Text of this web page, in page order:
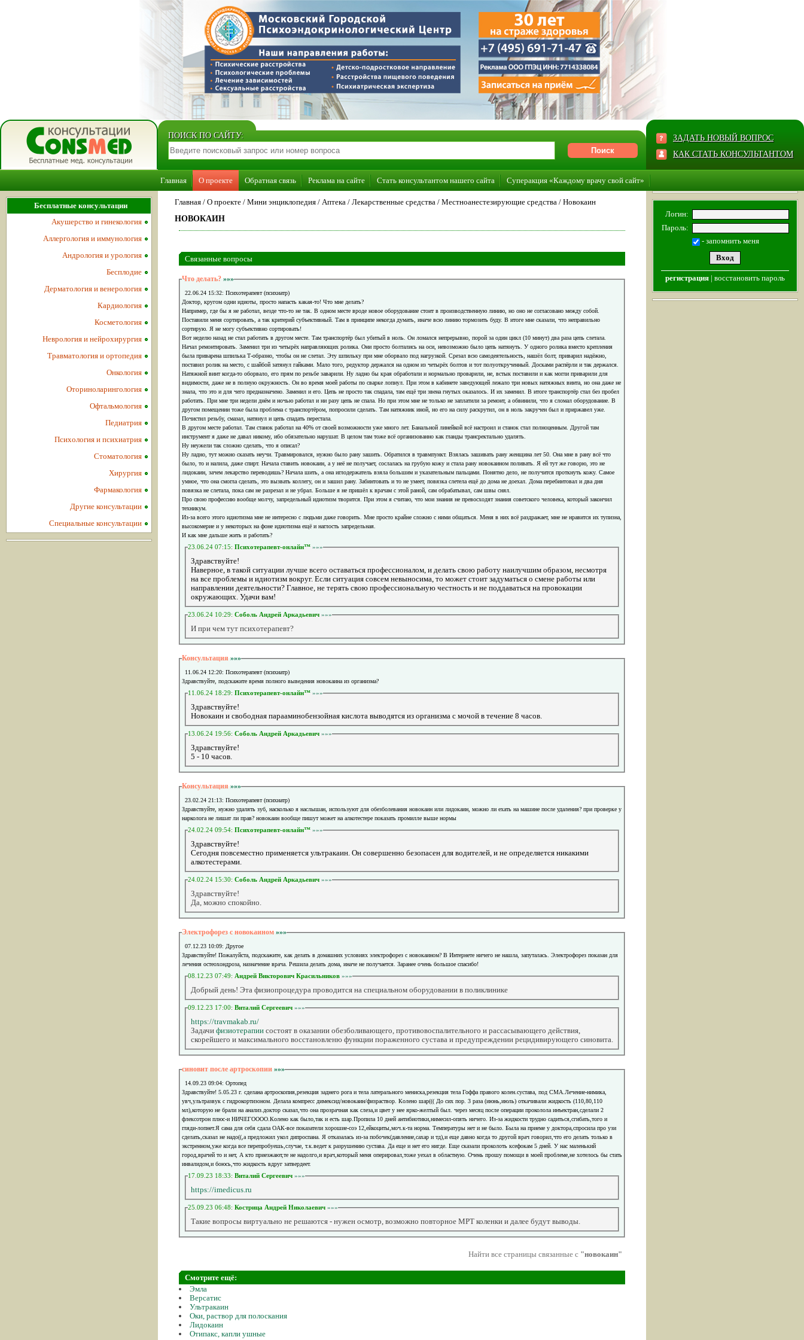
ПОИСК ПО САЙТУ:
ЗАДАТЬ НОВЫЙ ВОПРОС
КАК СТАТЬ КОНСУЛЬТАНТОМ
Главная О проекте Обратная связь Реклама на сайте Стать консультантом нашего сайта Суперакция «Каждому врачу свой сайт»
Главная / О проекте / Мини энциклопедия / Аптека / Лекарственные средства / Местноанестезирующие средства / Новокаин
НОВОКАИН
Связанные вопросы
Что делать? »»»
22.06.24 15:32: Психотерапевт (психиатр)
Доктор, кругом одни идиоты, просто напасть какая-то! Что мне делать?
Например, где бы я не работал, везде что-то не так. В одном месте вроде новое оборудование стоит в производственную линию, но оно не согласовано между собой.
Поставили меня сортировать, а так критерий субъективный. Там в принципе некогда думать, иначе всю линию тормозить буду. В итоге мне сказали, что неправильно
сортирую. Я не могу субъективно сортировать!
Вот неделю назад не стал работать в другом месте. Там транспортёр был убитый в ноль. Он ломался непрерывно, порой за один цикл (10 минут) два раза цепь слетала.
Начал ремонтировать. Заменил три из четырёх направляющих ролика. Они просто болтались на оси, невозможно было цепь натянуть. У одного ролика вместо крепления
была приварена шпилька Т-образно, чтобы он не слетал. Эту шпильку при мне оборвало под нагрузкой. Срезал всю самодеятельность, нашёл болт, приварил надёжно,
поставил ролик на место, с шайбой затянул гайками. Мало того, редуктор держался на одном из четырёх болтов и тот полуоткрученный. Досками распёрли и так держался.
Натяжной винт когда-то оборвало, его прям по резьбе заварили. Ну ладно бы края обработали и нормально проварили, не, встык поставили и как могли приварили для
видимости, даже не в полную окружность. Он во время моей работы по сварке лопнул. При этом в кабинете заведующей лежало три новых натяжных винта, но она даже не
знала, что это и для чего предназначено. Заменил и его. Цепь не просто так спадала, там ещё три звена гнутых оказалось. И их заменил. В итоге транспортёр стал без пробел
работать. При мне три недели днём и ночью работал и ни разу цепь не спала. Но при этом мне не только не заплатили за ремонт, а обвинили, что я сломал оборудование. В
другом помещении тоже была проблема с транспортёром, попросили сделать. Там натяжник иной, но его на силу раскрутил, он в ноль закручен был и приржавел уже.
Почистил резьбу, смазал, натянул и цепь спадать перестала.
В другом месте работал. Там станок работал на 40% от своей возможности уже много лет. Банальной линейкой всё настроил и станок стал полноценным. Другой там
инструмент я даже не давал никому, ибо обязательно нарушат. В целом там тоже всё организованно как гланды трансректально удалять.
Ну неужели так сложно сделать, что я описал?
Ну ладно, тут можно сказать неучи. Травмировался, нужно было рану зашить. Обратился в травмпункт. Взялась зашивать рану женщина лет 50. Она мне в рану всё что
было, то и налила, даже спирт. Начала ставить новокаин, а у неё не получает, сослалась на грубую кожу и стала рану новокаином поливать. Я ей тут же говорю, это не
лидокаин, зачем лекарство переводишь? Начала шить, а она иглодержатель взяла большим и указательным пальцами. Понятно дело, не получится проткнуть кожу. Самое
умное, что она смогла сделать, это вызвать коллегу, он и зашил рану. Забинтовать и то не умеет, повязка слетела ещё до дома не доехал. Дома перебинтовал и два дня
повязка не слетала, пока сам не разрезал и не убрал. Больше я не пришёл к врачам с этой раной, сам обрабатывал, сам швы снял.
Про свою профессию вообще молчу, запредельный идиотизм творится. При этом я считаю, что мои знания не превосходят знания советского человека, который закончил
техникум.
Из-за всего этого идиотизма мне не интересно с людьми даже говорить. Мне просто крайне сложно с ними общаться. Меня в них всё раздражает, мне не нравится их тупизна,
высокомерие и у некоторых на фоне идиотизма ещё и наглость запредельная.
И как мне дальше жить и работать?
23.06.24 07:15: Психотерапевт-онлайн™ »»»
Здравствуйте!
Наверное, в такой ситуации лучше всего оставаться профессионалом, и делать свою работу наилучшим образом, несмотря
на все проблемы и идиотизм вокруг. Если ситуация совсем невыносима, то может стоит задуматься о смене работы или
направлении деятельности? Главное, не терять свою профессиональную честность и не поддаваться на провокации
окружающих. Удачи вам!
23.06.24 10:29: Соболь Андрей Аркадьевич »»»
И при чем тут психотерапевт?
Консультация »»»
11.06.24 12:20: Психотерапевт (психиатр)
Здравствуйте, подскажите время полного выведения новокаина из организма?
11.06.24 18:29: Психотерапевт-онлайн™ »»»
Здравствуйте!
Новокаин и свободная парааминобензойная кислота выводятся из организма с мочой в течение 8 часов.
13.06.24 19:56: Соболь Андрей Аркадьевич »»»
Здравствуйте!
5 - 10 часов.
Консультация »»»
23.02.24 21:13: Психотерапевт (психиатр)
Здравствуйте, нужно удалять зуб, насколько я наслышан, используют для обезболевания новокаин или лидокаин, можно ли ехать на машине после удаления? при проверке у
нарколога не лишат ли прав? новокаин вообще пишут может на алкотестере показать промилле выше нормы
24.02.24 09:54: Психотерапевт-онлайн™ »»»
Здравствуйте!
Сегодня повсеместно применяется ультракаин. Он совершенно безопасен для водителей, и не определяется никакими
алкотестерами.
24.02.24 15:30: Соболь Андрей Аркадьевич »»»
Здравствуйте!
Да, можно спокойно.
Электрофорез с новокаином »»»
07.12.23 10:09: Другое
Здравствуйте! Пожалуйста, подскажите, как делать в домашних условиях электрофорез с новокаином? В Интернете ничего не нашла, запуталась. Электрофорез показан для
лечения остеохондроза, назначение врача. Решила делать дома, иначе не получается. Заранее очень большое спасибо!
08.12.23 07:49: Андрей Викторович Красильников »»»
Добрый день! Эта физиопроцедура проводится на специальном оборудовании в поликлинике
09.12.23 17:00: Виталий Сергеевич »»»
https://travmakab.ru/
Задачи физиотерапии состоят в оказании обезболивающего, противовоспалительного и рассасывающего действия,
скорейшего и максимального восстановленю функции пораженного сустава и предупреждении рецидивирующего синовита.
синовит после артроскопии »»»
14.09.23 09:04: Ортопед
Здравствуйте! 5.05.23 г. сделана артроскопия,резекция заднего рога и тела латерального мениска,резекция тела Гоффа правого колен.сустава, под СМА.Лечение-нимика,
увч,ультразвук с гидрокортизоном. Делала компресс димексид/новокаин/физраствор. Колено шар((( До сих пор. 3 раза (июнь,июль) откачивали жидкость (110,80,110
мл),которую не брали на анализ.доктор сказал,что она прозрачная как слеза,и цвет у нее ярко-желтый был. через месяц после операции проколола инъектран,сделали 2
флексотрон плюс-и НИЧЕГОООО.Колено как было,так и есть шар.Пропила 10 дней антибиотики,нимесил-опять ничего. Из-за жидкости трудно садиться,сгибать,того и
гляди-лопнет.Я сама для себя сдала ОАК-все показатели хорошие-соэ 12,ейкоциты,моч.к-та норма. Температуры нет и не было. Была на приеме у доктора,спросила про узи
сделать,сказал не надо((,а предложил укол дипроспана. Я отказалась из-за побочек(давление,сахар и тд),и еще давно когда то другой врач говорил,что его делать только в
экстренном,уже когда все перепробуешь,случае, т.к.ведет к разрушению сустава. Да еще и нет его нигде. Еще сказали проколоть ксефокам 5 дней. У нас маленький
город,врачей то и нет, А кто приезжают,те не надолго,и врач,который меня оперировал,тоже уехал в областную. Очень прошу помощи в моей проблеме,не хотелось бы стать
инвалидом,и боюсь,что жидкость вдруг затвердеет.
17.09.23 18:33: Виталий Сергеевич »»»
https://imedicus.ru
25.09.23 06:48: Кострица Андрей Николаевич »»»
Такие вопросы виртуально не решаются - нужен осмотр, возможно повторное МРТ коленки и далее будут выводы.
Найти все страницы связанные с "новокаин"
Смотрите ещё:
Эмла
Версатис
Ультракаин
Оки, раствор для полоскания
Лидокаин
Отипакс, капли ушные
Бесплатные консультации
Акушерство и гинекология
Аллергология и иммунология
Андрология и урология
Бесплодие
Дерматология и венерология
Кардиология
Косметология
Неврология и нейрохирургия
Травматология и ортопедия
Онкология
Оториноларингология
Офтальмология
Педиатрия
Психология и психиатрия
Стоматология
Хирургия
Фармакология
Другие консультации
Специальные консультации
Логин:
Пароль:
- запомнить меня
регистрация | восстановить пароль